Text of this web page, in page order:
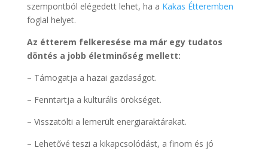
szempontból elégedett lehet, ha a Kakas Étteremben
foglal helyet.
Az étterem felkeresése ma már egy tudatos
döntés a jobb életminőség mellett:
– Támogatja a hazai gazdaságot.
– Fenntartja a kulturális örökséget.
– Visszatölti a lemerült energiaraktárakat.
– Lehetővé teszi a kikapcsolódást, a finom és jó